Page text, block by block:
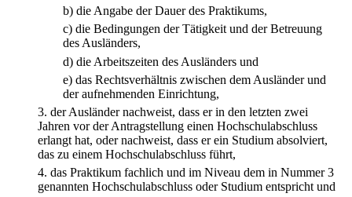
b) die Angabe der Dauer des Praktikums,
c) die Bedingungen der Tätigkeit und der Betreuung
des Ausländers,
d) die Arbeitszeiten des Ausländers und
e) das Rechtsverhältnis zwischen dem Ausländer und
der aufnehmenden Einrichtung,
3. der Ausländer nachweist, dass er in den letzten zwei
Jahren vor der Antragstellung einen Hochschulabschluss
erlangt hat, oder nachweist, dass er ein Studium absolviert,
das zu einem Hochschulabschluss führt,
4. das Praktikum fachlich und im Niveau dem in Nummer 3
genannten Hochschulabschluss oder Studium entspricht und